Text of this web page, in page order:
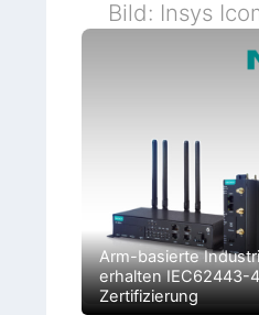
Bild: Insys
Arm-basierte
erhalten IEC62443-
Zertifizierung